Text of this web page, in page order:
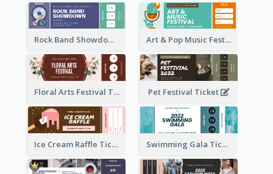
Rock Band Showdown Ticket Art & Pop Music Festival Ticket
Floral Arts Festival Ticket Pet Festival Ticket
Ice Cream Raffle Ticket Swimming Gala Ticket